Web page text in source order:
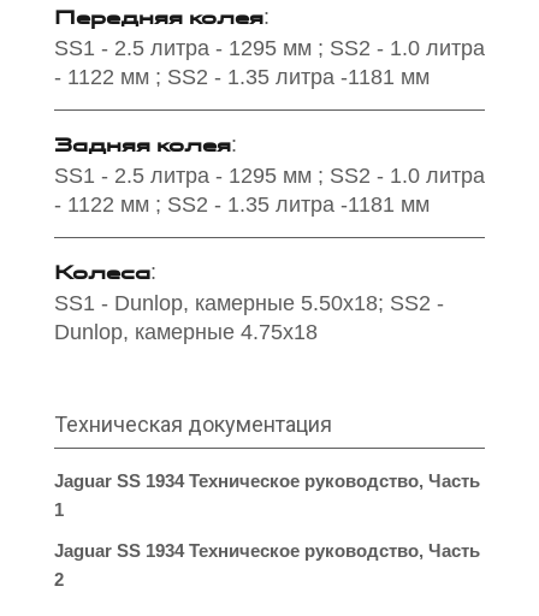
Передняя колея:
SS1 - 2.5 литра - 1295 мм ; SS2 - 1.0 литра
- 1122 мм ; SS2 - 1.35 литра -1181 мм
Задняя колея:
SS1 - 2.5 литра - 1295 мм ; SS2 - 1.0 литра
- 1122 мм ; SS2 - 1.35 литра -1181 мм
Колеса:
SS1 - Dunlop, камерные 5.50х18; SS2 -
Dunlop, камерные 4.75х18
Техническая документация
Jaguar SS 1934 Техническое руководство, Часть
1
Jaguar SS 1934 Техническое руководство, Часть
2